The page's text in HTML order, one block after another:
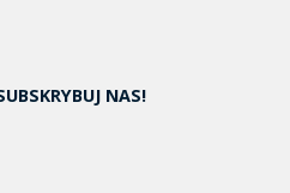
NAS!